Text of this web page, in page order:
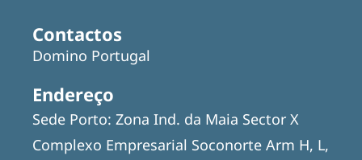
Contactos
Domino Portugal
Endereço
Sede Porto: Zona Ind. da Maia Sector X
Complexo Empresarial Soconorte Arm H, L,